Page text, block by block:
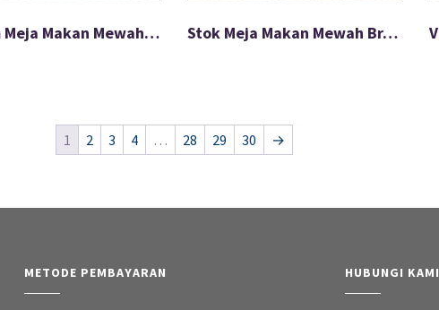
Custom Meja Makan Mewah Jati Mudah Rakit FS-919 Stok Meja Makan Mewah Braventa Mudah Pasang FS-918
1 2 3 4 … 28 29 30 →
METODE PEMBAYARAN HUBUNGI KAMI